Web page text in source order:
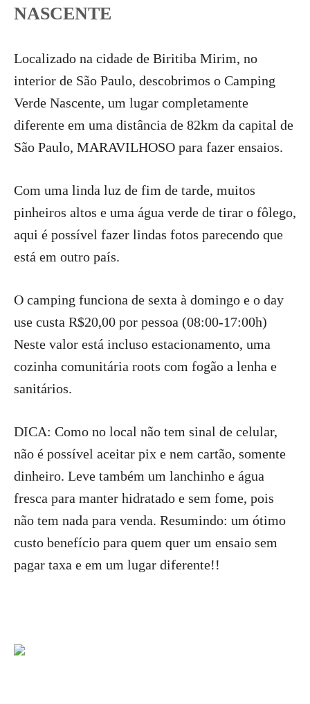
NASCENTE
Localizado na cidade de Biritiba Mirim, no
interior de São Paulo, descobrimos o Camping
Verde Nascente, um lugar completamente
diferente em uma distância de 82km da capital de
São Paulo, MARAVILHOSO para fazer ensaios.
Com uma linda luz de fim de tarde, muitos
pinheiros altos e uma água verde de tirar o fôlego,
aqui é possível fazer lindas fotos parecendo que
está em outro país.
O camping funciona de sexta à domingo e o day
use custa R$20,00 por pessoa (08:00-17:00h)
Neste valor está incluso estacionamento, uma
cozinha comunitária roots com fogão a lenha e
sanitários.
DICA: Como no local não tem sinal de celular,
não é possível aceitar pix e nem cartão, somente
dinheiro. Leve também um lanchinho e água
fresca para manter hidratado e sem fome, pois
não tem nada para venda. Resumindo: um ótimo
custo benefício para quem quer um ensaio sem
pagar taxa e em um lugar diferente!!